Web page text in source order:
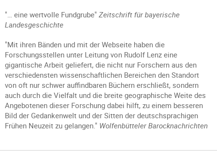
"… eine wertvolle Fundgrube" Zeitschrift für bayerische
Landesgeschichte
"Mit ihren Bänden und mit der Webseite haben die
Forschungsstellen unter Leitung von Rudolf Lenz eine
gigantische Arbeit geliefert, die nicht nur Forschern aus den
verschiedensten wissenschaftlichen Bereichen den Standort
von oft nur schwer auffindbaren Büchern erschließt, sondern
auch durch die Vielfalt und die breite geographische Weite des
Angebotenen dieser Forschung dabei hilft, zu einem besseren
Bild der Gedankenwelt und der Sitten der deutschsprachigen
Frühen Neuzeit zu gelangen." Wolfenbütteler Barocknachrichten